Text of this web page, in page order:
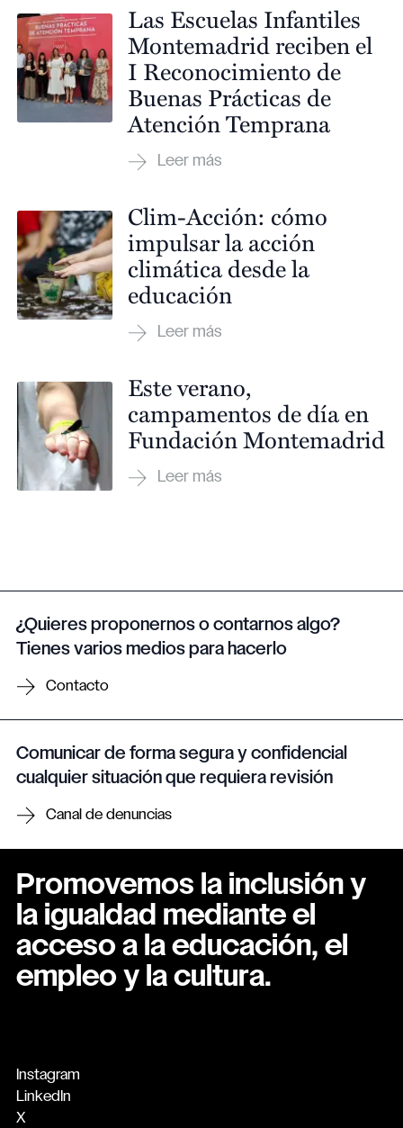
Las Escuelas Infantiles
Montemadrid reciben el
I Reconocimiento de
Buenas Prácticas de
Atención Temprana
Clim-Acción: cómo
impulsar la acción
climática desde la
educación
Este verano,
campamentos de día en
Fundación Montemadrid
¿Quieres proponernos o contarnos algo?
Tienes varios medios para hacerlo
Contacto
Comunicar de forma segura y confidencial
cualquier situación que requiera revisión
Canal de denuncias
Promovemos la inclusión y
la igualdad mediante el
acceso a la educación, el
empleo y la cultura.
Instagram
LinkedIn
X